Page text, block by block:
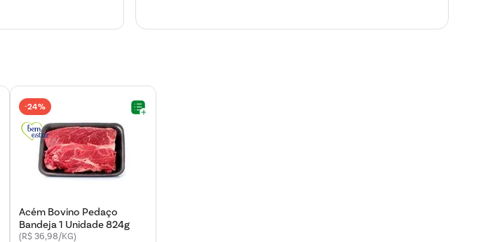
-24%
Acém Bovino Pedaço
Bandeja 1 Unidade 824g
(R$ 36,98/KG)